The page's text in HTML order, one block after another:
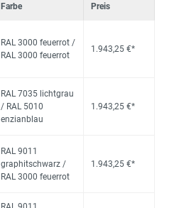
Farbe Preis
RAL 3000 feuerrot /
RAL 3000 feuerrot
1.943,25 €*
RAL 7035 lichtgrau
/ RAL 5010
enzianblau
1.943,25 €*
RAL 9011
graphitschwarz /
RAL 3000 feuerrot
1.943,25 €*